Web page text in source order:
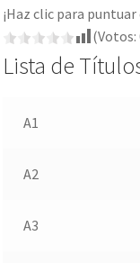
¡Haz clic para
(Votos:
Lista de
A1
A2
A3